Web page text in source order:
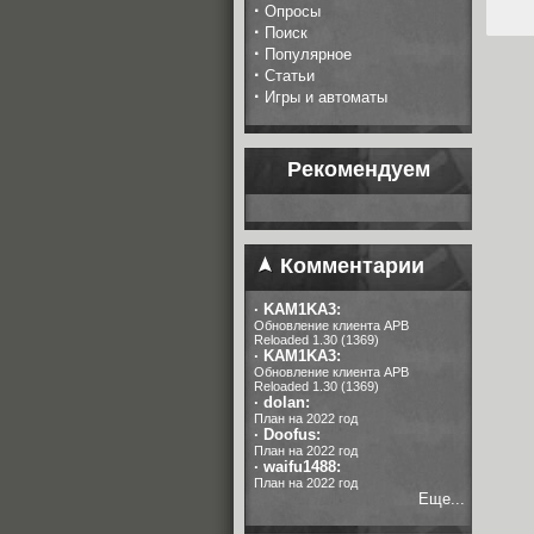
· Опросы
· Поиск
· Популярное
· Статьи
· Игры и автоматы
Рекомендуем
Комментарии
· KAM1KA3:
Обновление клиента APB
Reloaded 1.30 (1369)
· KAM1KA3:
Обновление клиента APB
Reloaded 1.30 (1369)
· dolan:
План на 2022 год
· Doofus:
План на 2022 год
· waifu1488:
План на 2022 год
Еще...